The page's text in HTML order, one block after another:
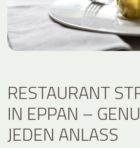
RESTAURANT
IN EPPAN –
JEDEN ANLASS